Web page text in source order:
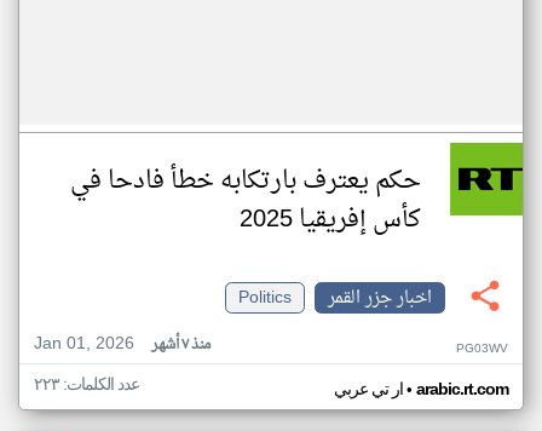
حكم يعترف بارتكابه خطأ فادحا في
كأس إفريقيا 2025
اخبار جزر القمر
Politics
Jan 01, 2026
منذ ٧ أشهر PG03WV
ار تي عربي• arabic.rt.com عدد الكلمات: ٢٢٣